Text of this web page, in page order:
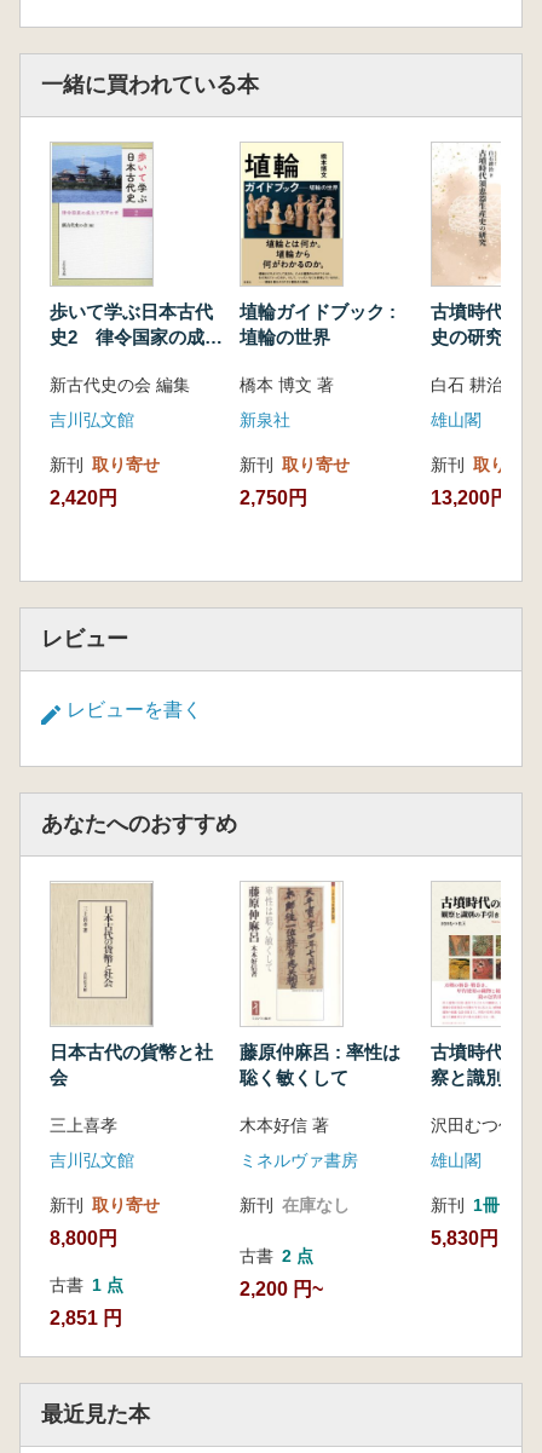
一緒に買われている本
歩いて学ぶ日本古代
史2 律令国家の成立
新古代史の会 編集
吉川弘文館
新刊 取り寄せ
2,420円
埴輪ガイドブック :
埴輪の世界
橋本 博文 著
新泉社
新刊 取り寄せ
2,750円
古墳時代須
史の研究
白石 耕治著
雄山閣
新刊 取り寄せ
13,200円
レビュー
レビューを書く
あなたへのおすすめ
日本古代の貨幣と社
会
三上喜孝
吉川弘文館
新刊 取り寄せ
8,800円
古書 1 点
2,851 円
藤原仲麻呂 : 率性は
聡く敏くして
木本好信 著
ミネルヴァ書房
新刊 在庫なし
古書 2 点
2,200 円~
古墳時代の
察と識別の
沢田むつ代 著
雄山閣
新刊 1冊
5,830円
最近見た本